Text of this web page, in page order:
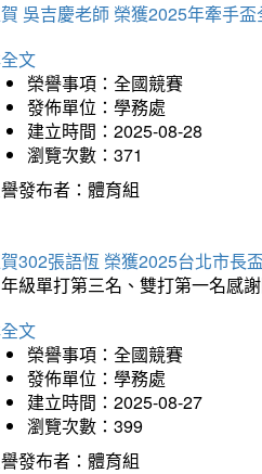
吳吉慶老師 榮獲2025年牽手
文
榮譽事項：全國競賽
發佈單位：學務處
建立時間：2025-08-28
瀏覽次數：371
發布者：體育組
302張語恆 榮獲2025台北市長
級單打第三名、雙打第一名感
文
榮譽事項：全國競賽
發佈單位：學務處
建立時間：2025-08-27
瀏覽次數：399
發布者：體育組